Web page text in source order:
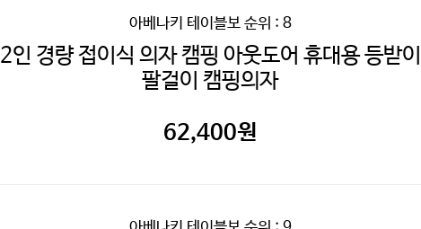
아베나키 테이블보순위 : 8
2인 경량 접이식 의자 캠핑 아웃도어 휴대용 등받이
팔걸이 캠핑의자
62,400원